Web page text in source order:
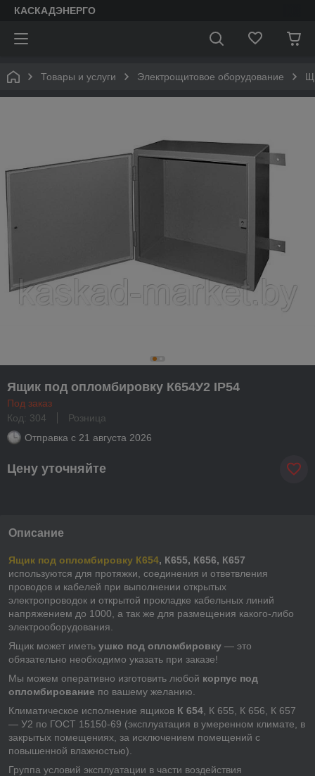
КАСКАДЭНЕРГО
Товары и услуги Электрощитовое оборудование
Ящик под опломбировку К654У2 IP54
Под заказ
Код: 304
Розница
Отправка с 21 августа 2026
Цену уточняйте
Описание
Ящик под опломбировку К654, К655, К656, К657
используются для протяжки, соединения и ответвления
проводов и кабелей при выполнении открытых
электропроводок и открытой прокладке кабельных линий
напряжением до 1000, а так же для размещения какого-либо
электрооборудования.
Ящик может иметь ушко под опломбировку ― это
обязательно необходимо указать при заказе!
Мы можем оперативно изготовить любой корпус под
опломбирование по вашему желанию.
Климатическое исполнение ящиков К 654 , К 655, К 656, К 657
— У2 по ГОСТ 15150-69 (эксплуатация в умеренном климате, в
закрытых помещениях, за исключением помещений с
повышенной влажностью).
Группа условий эксплуатации в части воздействия